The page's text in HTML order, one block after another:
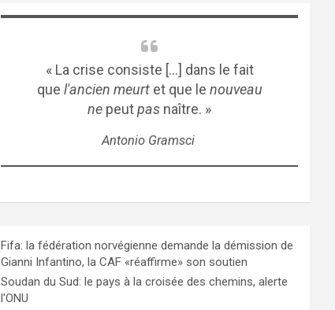
« La crise consiste [...] dans le fait
que l'ancien meurtet que le nouveau
ne peutpas naître. »
Antonio Gramsci
Fifa: la fédération norvégienne demande la démission de
Gianni Infantino, la CAF «réaffirme» son soutien
Soudan du Sud: le pays à la croisée des chemins, alerte
l'ONU